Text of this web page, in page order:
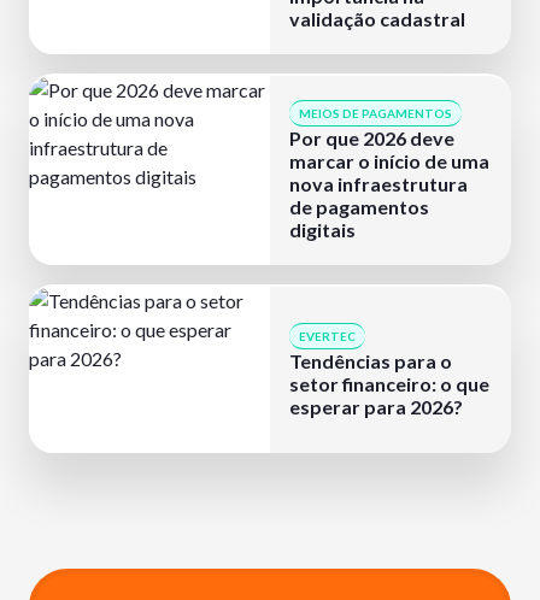
validação cadastral
MEIOS DE PAGAMENTOS
Por que 2026 deve
marcar o início de uma
nova infraestrutura
de pagamentos
digitais
EVERTEC
Tendências para o
setor financeiro: o que
esperar para 2026?